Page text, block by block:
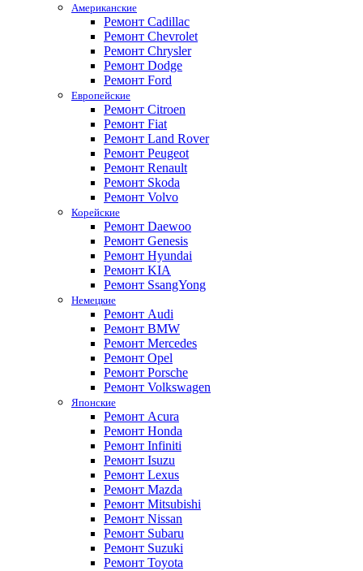
Американские
Ремонт Cadillac
Ремонт Chevrolet
Ремонт Chrysler
Ремонт Dodge
Ремонт Ford
Европейские
Ремонт Citroen
Ремонт Fiat
Ремонт Land Rover
Ремонт Peugeot
Ремонт Renault
Ремонт Skoda
Ремонт Volvo
Корейские
Ремонт Daewoo
Ремонт Genesis
Ремонт Hyundai
Ремонт KIA
Ремонт SsangYong
Немецкие
Ремонт Audi
Ремонт BMW
Ремонт Mercedes
Ремонт Opel
Ремонт Porsche
Ремонт Volkswagen
Японские
Ремонт Acura
Ремонт Honda
Ремонт Infiniti
Ремонт Isuzu
Ремонт Lexus
Ремонт Mazda
Ремонт Mitsubishi
Ремонт Nissan
Ремонт Subaru
Ремонт Suzuki
Ремонт Toyota